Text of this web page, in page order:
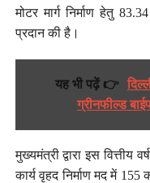
मोटर मार्ग निर्माण हेतु
प्रदान की है।
यह भी पढ़ें 👉
ग्रीनफील्ड
मुख्यमंत्री द्वारा इस वित्तीय
कार्य वृहद निर्माण मद में